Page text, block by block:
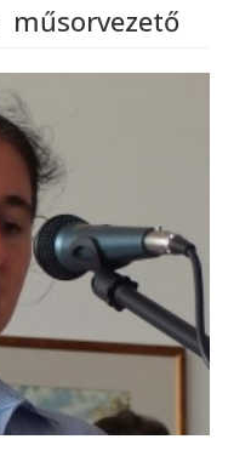
műsorvezető